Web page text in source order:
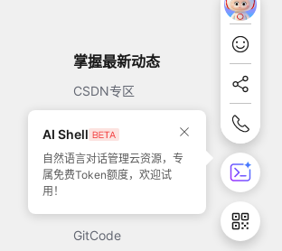
掌握最新动态
CSDN专区
51CTO
GitCode
AI Shell
自然语言对话管理云资源，专
属免费Token额度，欢迎试
用！